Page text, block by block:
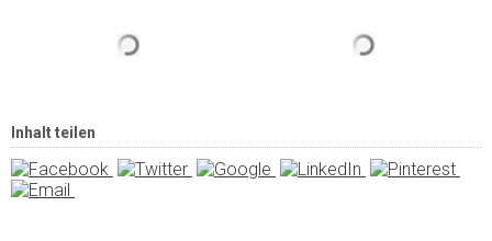
Inhalt teilen